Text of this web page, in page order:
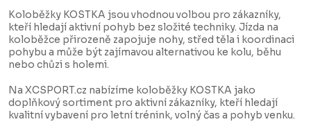
Koloběžky KOSTKA jsou vhodnou volbou pro zákazníky,
kteří hledají aktivní pohyb bez složité techniky. Jízda na
koloběžce přirozeně zapojuje nohy, střed těla i koordinaci
pohybu a může být zajímavou alternativou ke kolu, běhu
nebo chůzi s holemi.
Na XCSPORT.cz nabízíme koloběžky KOSTKA jako
doplňkový sortiment pro aktivní zákazníky, kteří hledají
kvalitní vybavení pro letní trénink, volný čas a pohyb venku.